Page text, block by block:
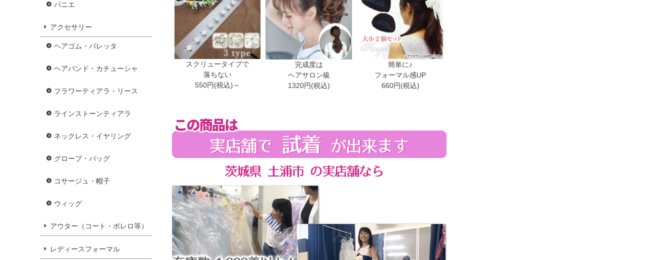
パニエ
アクセサリー
ヘアゴム・バレッタ
ヘアバンド・カチューシャ
フラワーティアラ・リース
ラインストーンティアラ
ネックレス・イヤリング
グローブ・バッグ
コサージュ・帽子
ウィッグ
アウター（コート・ボレロ等）
レディースフォーマル
スクリュータイプで
落ちない
550円(税込)～
完成度は
ヘアサロン級
1320円(税込)
簡単に♪
フォーマル感UP
660円(税込)